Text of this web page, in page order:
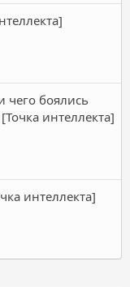
чего боялись
интеллекта]
интеллекта]